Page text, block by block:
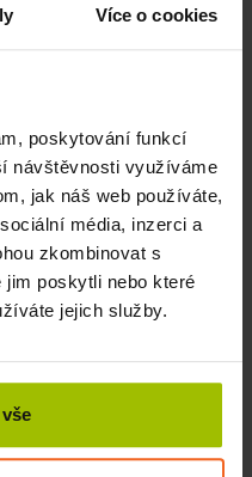
Více o cookies
poskytování funkcí
návštěvnosti využíváme
jak náš web používáte,
média, inzerci a
zkombinovat s
poskytli nebo které
jejich služby.
hřejivéhopocitu
Míra intenzity prohřátí
200 ml